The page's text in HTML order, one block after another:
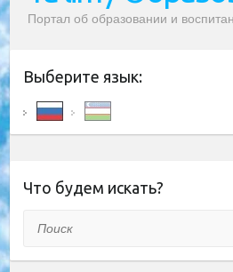
Портал об образовании и
Выберите язык:
Что будем искать?